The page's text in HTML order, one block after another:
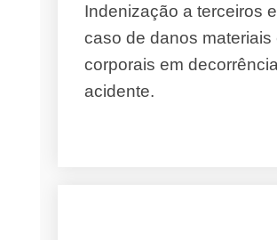
Indenização a terceiros
caso de danos materiais
corporais em
acidente.